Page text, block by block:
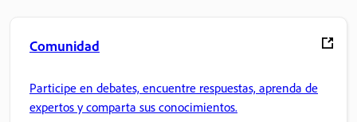
Comunidad
Participe en debates, encuentre respuestas, aprenda de
expertos y comparta sus conocimientos.